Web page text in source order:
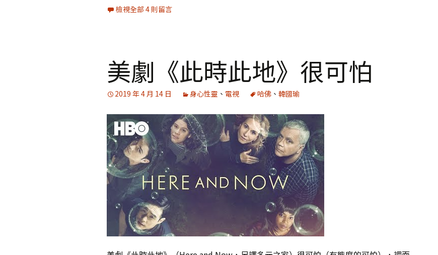
檢視全部 4 則留言
美劇《此時此地》很可怕
2019 年 4 月 14 日 身心性靈 、 電視 哈佛 、 韓國瑜